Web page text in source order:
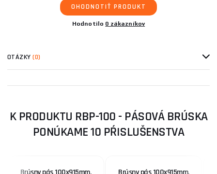
OHODNOTIŤ PRODUKT
Hodnotilo 0 zákazníkov
OTÁZKY(0)
K PRODUKTU RBP-100 - PÁSOVÁ BRÚSKA
PONÚKAME 10 PŔISLUŠENSTVA